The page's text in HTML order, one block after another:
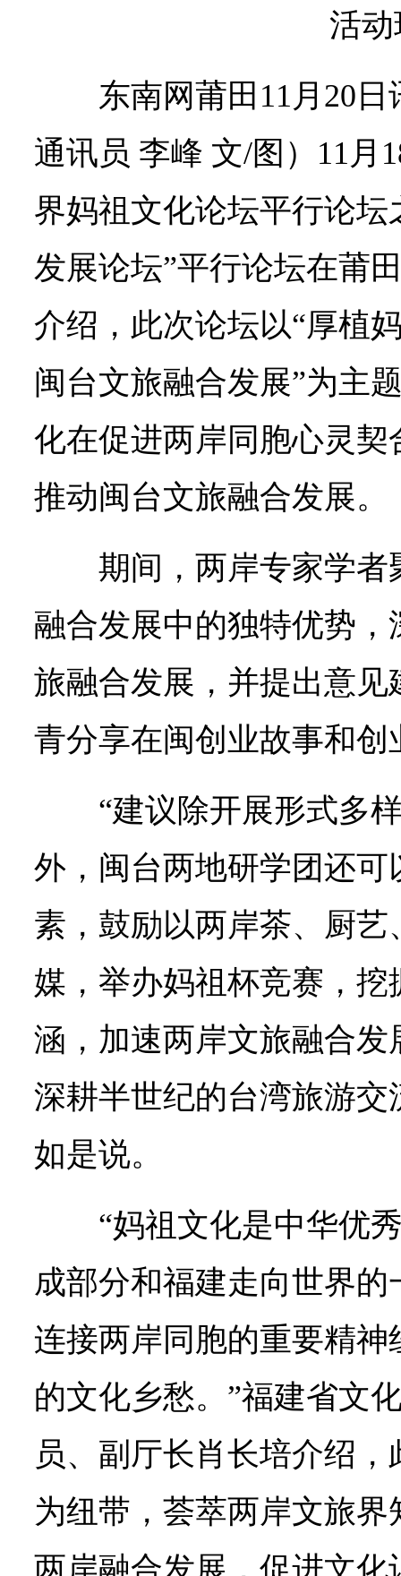
活
东南网莆田11月20
通讯员 李峰 文/图）11月
界妈祖文化论坛平行论坛
发展论坛”平行论坛在莆
介绍，此次论坛以“厚植
闽台文旅融合发展”为主
化在促进两岸同胞心灵
推动闽台文旅融合发展。
期间，两岸专家学
融合发展中的独特优势
旅融合发展，并提出意
青分享在闽创业故事和创
“建议除开展形式多
外，闽台两地研学团还
素，鼓励以两岸茶、厨
媒，举办妈祖杯竞赛，
涵，加速两岸文旅融合发
深耕半世纪的台湾旅游
如是说。
“妈祖文化是中华优
成部分和福建走向世界
连接两岸同胞的重要精
的文化乡愁。”福建省文
员、副厅长肖长培介绍
为纽带，荟萃两岸文旅
两岸融合发展，促进文化